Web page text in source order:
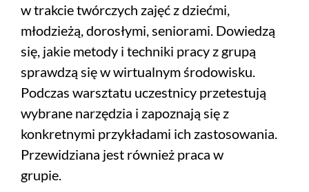
w trakcie twórczych zajęć z dziećmi,
młodzieżą, dorosłymi, seniorami. Dowiedzą
się, jakie metody i techniki pracy z grupą
sprawdzą się w wirtualnym środowisku.
Podczas warsztatu uczestnicy przetestują
wybrane narzędzia i zapoznają się z
konkretnymi przykładami ich zastosowania.
Przewidziana jest również praca w
grupie.